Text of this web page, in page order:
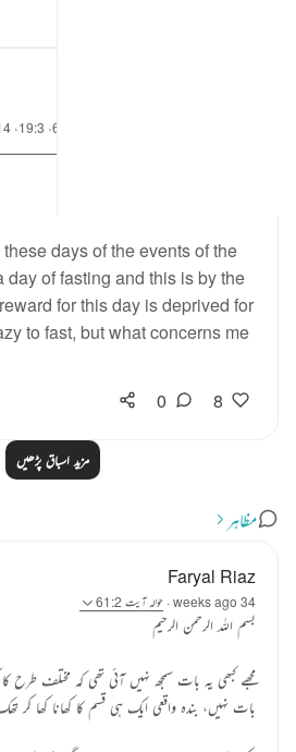
days of the events of the
day of fasting and this is by the
for this day is deprived for
to fast, but what concerns me
8
0
مزید اسباق پڑھیں
مظاہر
Faryal Riaz
34 weeks ago
· حوالہ آیت 61:2
بسم الله الرحمن الرحيم
مجھے کبھی یہ بات سمجھ نہیں آئی تھی کہ مختلف طرح
بات نہیں، بندہ واقعی ایک ہی قسم کا کھانا کھا کر